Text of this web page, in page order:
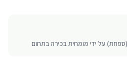
(ספחת) על ידי מומחית בכירה בתחום